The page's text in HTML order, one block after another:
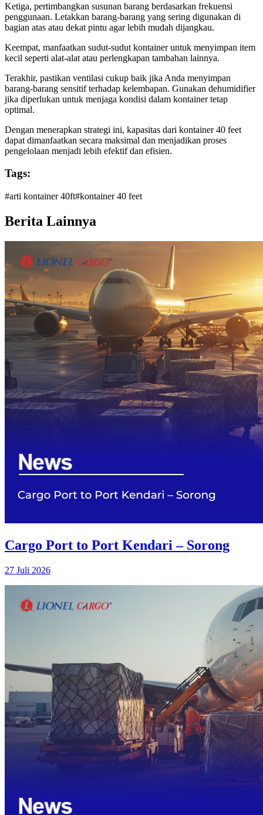
Ketiga, pertimbangkan susunan barang berdasarkan frekuensi
penggunaan. Letakkan barang-barang yang sering digunakan di
bagian atas atau dekat pintu agar lebih mudah dijangkau.
Keempat, manfaatkan sudut-sudut kontainer untuk menyimpan item
kecil seperti alat-alat atau perlengkapan tambahan lainnya.
Terakhir, pastikan ventilasi cukup baik jika Anda menyimpan
barang-barang sensitif terhadap kelembapan. Gunakan dehumidifier
jika diperlukan untuk menjaga kondisi dalam kontainer tetap
optimal.
Dengan menerapkan strategi ini, kapasitas dari kontainer 40 feet
dapat dimanfaatkan secara maksimal dan menjadikan proses
pengelolaan menjadi lebih efektif dan efisien.
Tags:
#arti kontainer 40ft#kontainer 40 feet
Berita Lainnya
Cargo Port to Port Kendari – Sorong
27 Juli 2026